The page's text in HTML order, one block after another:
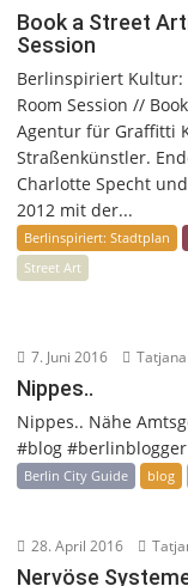
Book a Street
Session
Berlinspiriert Kultur:
Room Session //
Agentur für Graffitti
Straßenkünstler.
Charlotte Specht
2012 mit der...
Berlinspiriert: Stadtplan
Street Art
7. Juni 2016 Tatjana
Nippes..
Nippes.. Nähe
#blog
Berlin City Guide blog
28. April 2016
Nervöse